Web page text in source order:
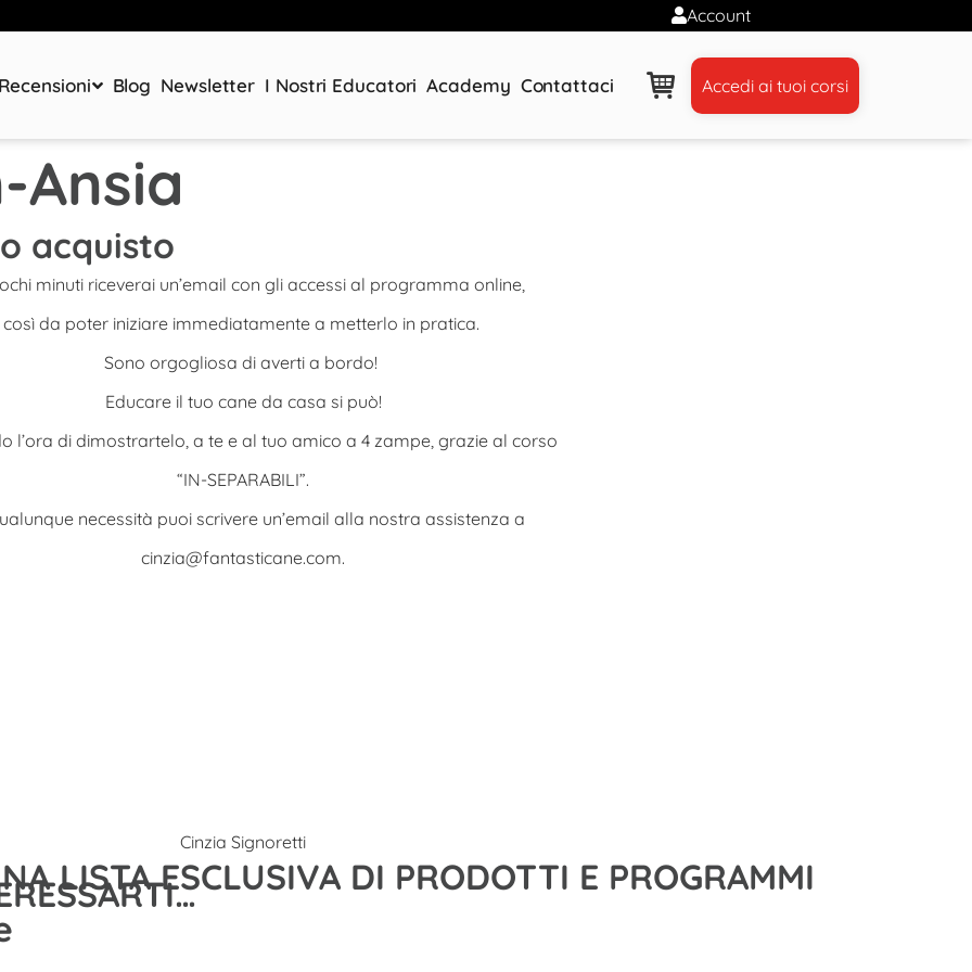
Account
Recensioni Blog Newsletter I Nostri Educatori Academy Contattaci Accedi ai tuoi corsi
acquisto
minuti riceverai un’email con gli accessi al programma online,
così da poter iniziare immediatamente a metterlo in pratica.
Sono orgogliosa di averti a bordo!
Educare il tuo cane da casa si può!
l’ora di dimostrartelo, a te e al tuo amico a 4 zampe, grazie al corso
“IN-SEPARABILI”.
necessità puoi scrivere un’email alla nostra assistenza a
cinzia@fantasticane.com.
Cinzia Signoretti
LISTA ESCLUSIVA DI PRODOTTI E PROGRAMMI